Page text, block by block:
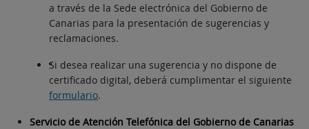
a través de la Sede electrónica del Gobierno de
Canarias para la presentación de sugerencias y
reclamaciones.
Si desea realizar una sugerencia y no dispone de
certificado digital, deberá cumplimentar el siguiente
formulario.
Servicio de Atención Telefónica del Gobierno de Canarias